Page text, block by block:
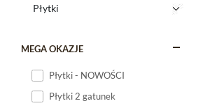
MEGA OKAZJE
Płytki - NOWOŚCI
Płytki 2 gatunek